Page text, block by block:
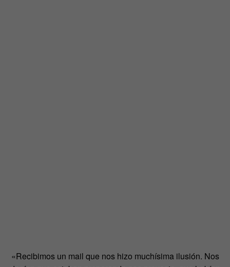
«Recibimos un mail que nos hizo muchísima ilusión. Nos